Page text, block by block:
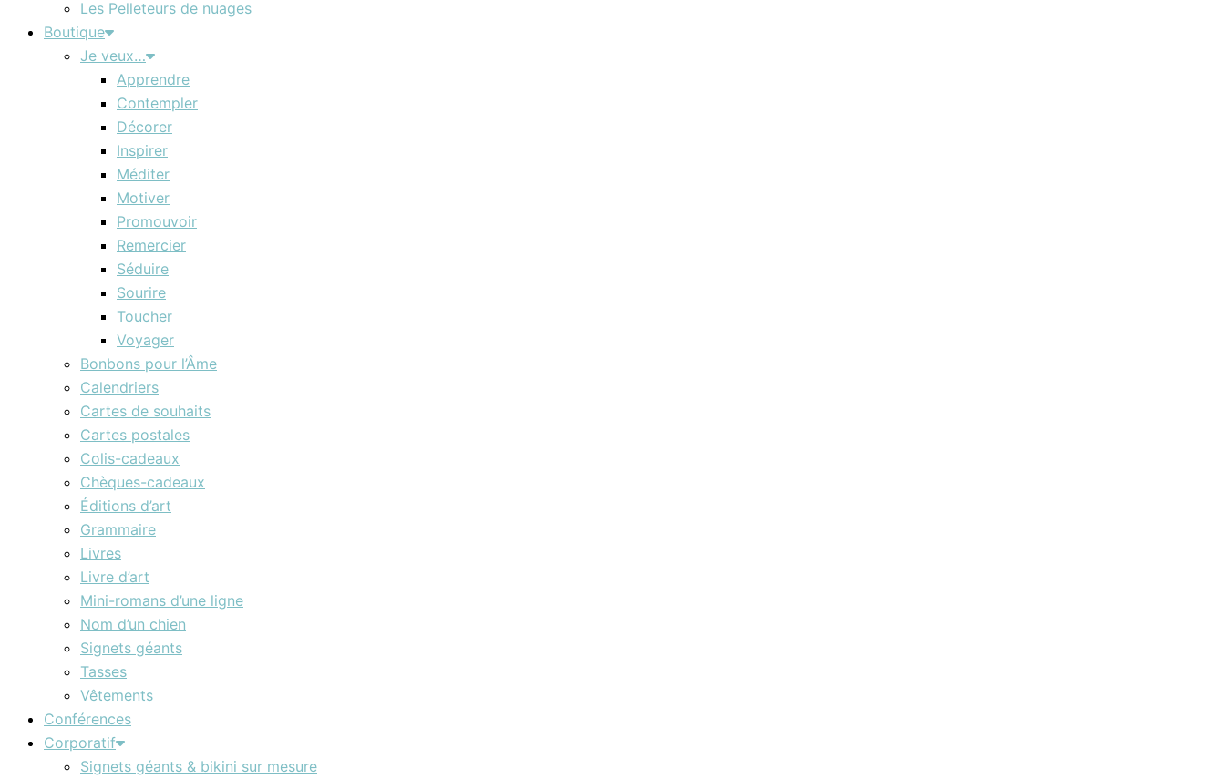
Les Pelleteurs de nuages
Boutique
Je veux…
Apprendre
Contempler
Décorer
Inspirer
Méditer
Motiver
Promouvoir
Remercier
Séduire
Sourire
Toucher
Voyager
Bonbons pour l’Âme
Calendriers
Cartes de souhaits
Cartes postales
Colis-cadeaux
Chèques-cadeaux
Éditions d’art
Grammaire
Livres
Livre d’art
Mini-romans d’une ligne
Nom d’un chien
Signets géants
Tasses
Vêtements
Conférences
Corporatif
Signets géants & bikini sur mesure